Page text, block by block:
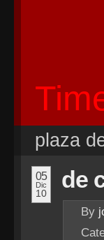
plaza
05
Dic
10
de
By